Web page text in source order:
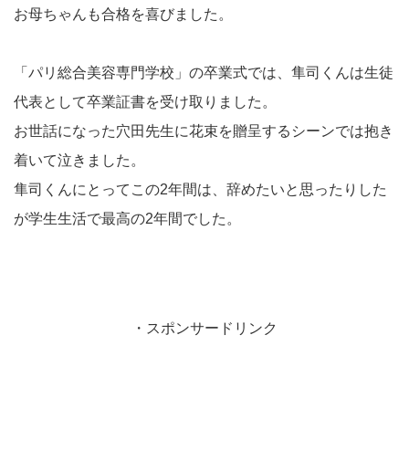
お母ちゃんも合格を喜びました。
「パリ総合美容専門学校」の卒業式では、隼司くんは生徒
代表として卒業証書を受け取りました。
お世話になった穴田先生に花束を贈呈するシーンでは抱き
着いて泣きました。
隼司くんにとってこの2年間は、辞めたいと思ったりした
が学生生活で最高の2年間でした。
・スポンサードリンク